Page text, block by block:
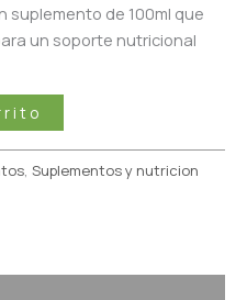
suplemento de 100ml que
un soporte nutricional
, Suplementos y nutricion